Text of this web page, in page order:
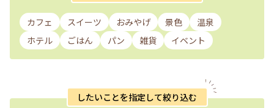
カフェ スイーツ おみやげ 景色
温泉
ホテル
ごはん パン 雑貨 イベント
したいことを指定して絞り込む